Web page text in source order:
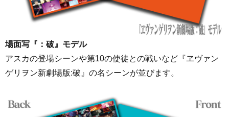
場面写『：破』モデル
アスカの登場シーンや第10の使徒との戦いなど『ヱヴァン
ゲリヲン新劇場版:破』の名シーンが並びます。